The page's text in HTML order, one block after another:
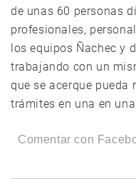
de unas 60 personas
profesionales,
los equipos Ñachec y
trabajando con un
que se acerque pueda
trámites en una en
Comentar con